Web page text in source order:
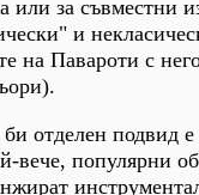
или за съвместни
и
на Павароти с
отделен подвид е
вече, популярни